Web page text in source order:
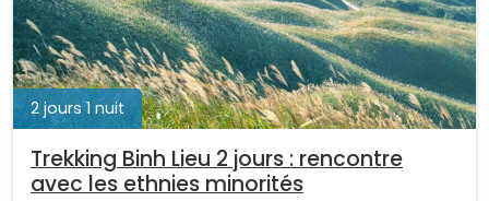
2 jours 1 nuit
Trekking Binh Lieu 2 jours : rencontre
avec les ethnies minorités